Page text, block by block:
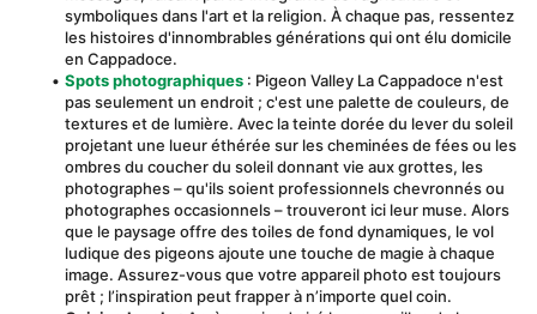
symboliques dans l'art et la religion. À chaque pas, ressentez
les histoires d'innombrables générations qui ont élu domicile
en Cappadoce.
Spots photographiques : Pigeon Valley La Cappadoce n'est
pas seulement un endroit ; c'est une palette de couleurs, de
textures et de lumière. Avec la teinte dorée du lever du soleil
projetant une lueur éthérée sur les cheminées de fées ou les
ombres du coucher du soleil donnant vie aux grottes, les
photographes – qu'ils soient professionnels chevronnés ou
photographes occasionnels – trouveront ici leur muse. Alors
que le paysage offre des toiles de fond dynamiques, le vol
ludique des pigeons ajoute une touche de magie à chaque
image. Assurez-vous que votre appareil photo est toujours
prêt ; l’inspiration peut frapper à n’importe quel coin.